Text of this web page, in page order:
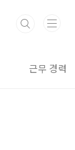
근무 경력